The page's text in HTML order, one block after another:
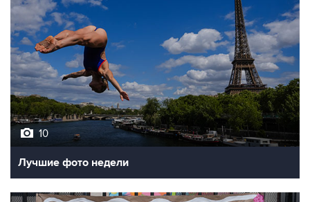
10
Лучшие фото недели